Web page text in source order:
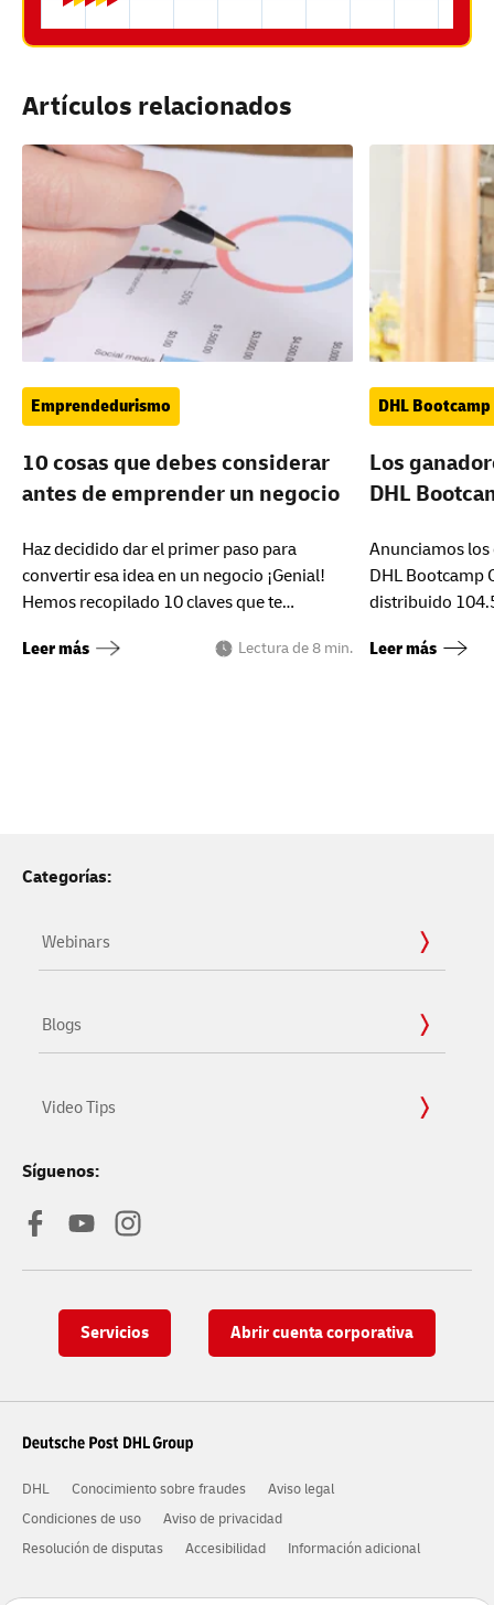
Artículos relacionados
Emprendedurismo
10 cosas que debes considerar
antes de emprender un negocio
Haz decidido dar el primer paso para
convertir esa idea en un negocio ¡Genial!
Hemos recopilado 10 claves que te
éxito.
Leer más Lectura de 8 min.
DHL
Los
DHL
Anunciamos
DHL Bootcamp
distribuido
emprendedores
Leer más
Categorías:
Webinars
Blogs
Video Tips
Síguenos:
Servicios Abrir cuenta corporativa
DHL Conocimiento sobre fraudes
Aviso legal
Condiciones de uso
Aviso de privacidad
Resolución de disputas
Accesibilidad Información adicional